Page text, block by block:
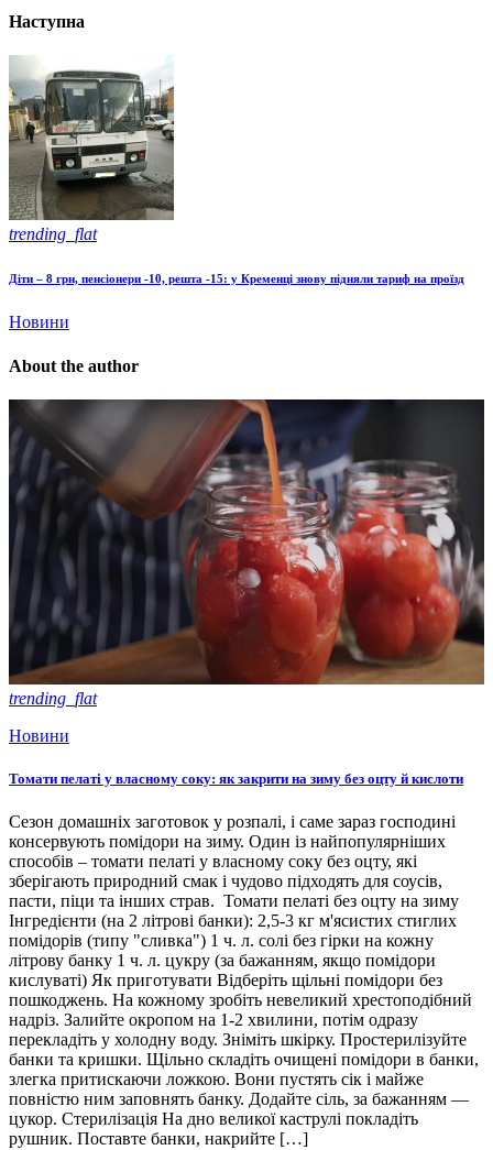
Наступна
trending_flat
Діти – 8 грн, пенсіонери -10, решта -15: у Кременці знову підняли тариф на проїзд
Новини
About the author
trending_flat
Новини
Томати пелаті у власному соку: як закрити на зиму без оцту й кислоти
Сезон домашніх заготовок у розпалі, і саме зараз господині
консервують помідори на зиму. Один із найпопулярніших
способів – томати пелаті у власному соку без оцту, які
зберігають природний смак і чудово підходять для соусів,
пасти, піци та інших страв. Томати пелаті без оцту на зиму
Інгредієнти (на 2 літрові банки): 2,5-3 кг м'ясистих стиглих
помідорів (типу "сливка") 1 ч. л. солі без гірки на кожну
літрову банку 1 ч. л. цукру (за бажанням, якщо помідори
кислуваті) Як приготувати Відберіть щільні помідори без
пошкоджень. На кожному зробіть невеликий хрестоподібний
надріз. Залийте окропом на 1-2 хвилини, потім одразу
перекладіть у холодну воду. Зніміть шкірку. Простерилізуйте
банки та кришки. Щільно складіть очищені помідори в банки,
злегка притискаючи ложкою. Вони пустять сік і майже
повністю ним заповнять банку. Додайте сіль, за бажанням —
цукор. Стерилізація На дно великої каструлі покладіть
рушник. Поставте банки, накрийте […]